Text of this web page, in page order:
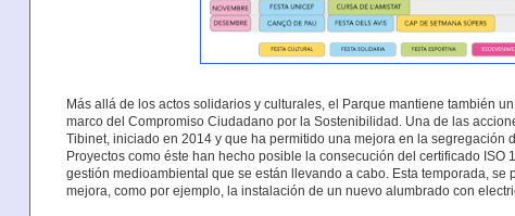
Más allá de los actos solidarios y culturales, el Parque mantiene también
marco del Compromiso Ciudadano por la Sostenibilidad. Una de las
Tibinet, iniciado en 2014 y que ha permitido una mejora en la segregación
Proyectos como éste han hecho posible la consecución del certificado ISO
gestión medioambiental que se están llevando a cabo. Esta temporada, se
mejora, como por ejemplo, la instalación de un nuevo alumbrado con